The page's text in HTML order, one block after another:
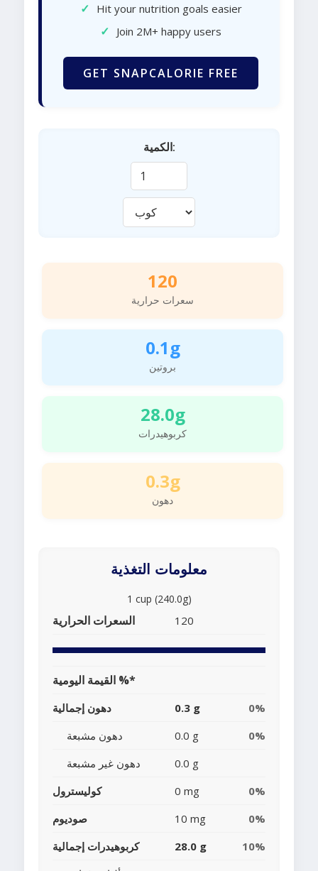
✓ Hit your nutrition goals easier
✓ Join 2M+ happy users
GET SNAPCALORIE FREE
الكمية:
120
سعرات حرارية
0.1g
بروتين
28.0g
كربوهيدرات
0.3g
دهون
معلومات التغذية
1 cup (240.0g)
السعرات الحرارية 120
القيمة اليومية %*
دهون إجمالية 0.3 g
0%
دهون مشبعة
0.0 g
0%
دهون غير مشبعة
0.0 g
كوليسترول
0 mg
0%
صوديوم
10 mg
0%
كربوهيدرات إجمالية
28.0 g
10%